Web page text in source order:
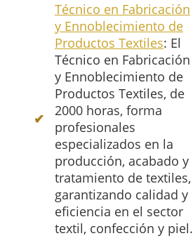
Técnico en Fabricación
y Ennoblecimiento de
Productos Textiles: El
Técnico en Fabricación
y Ennoblecimiento de
Productos Textiles, de
2000 horas, forma
profesionales
especializados en la
producción, acabado y
tratamiento de textiles,
garantizando calidad y
eficiencia en el sector
textil, confección y piel.